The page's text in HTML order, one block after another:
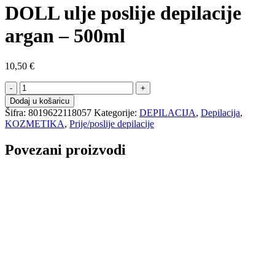
DOLL ulje poslije depilacije
argan – 500ml
10,50 €
DOLL
ulje
poslije
depilacije
argan
500ml
Dodaj u košaricu
Šifra: 8019622118057 Kategorije: DEPILACIJA, Depilacija,
KOZMETIKA, Prije/poslije depilacije
Povezani proizvodi